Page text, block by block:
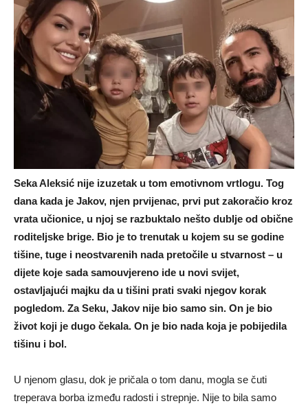
Seka Aleksić nije izuzetak u tom emotivnom vrtlogu. Tog
dana kada je Jakov, njen prvijenac, prvi put zakoračio kroz
vrata učionice, u njoj se razbuktalo nešto dublje od obične
roditeljske brige. Bio je to trenutak u kojem su se godine
tišine, tuge i neostvarenih nada pretočile u stvarnost – u
dijete koje sada samouvjereno ide u novi svijet,
ostavljajući majku da u tišini prati svaki njegov korak
pogledom. Za Seku, Jakov nije bio samo sin. On je bio
život koji je dugo čekala. On je bio nada koja je pobijedila
tišinu i bol.
U njenom glasu, dok je pričala o tom danu, mogla se čuti
treperava borba između radosti i strepnje. Nije to bila samo